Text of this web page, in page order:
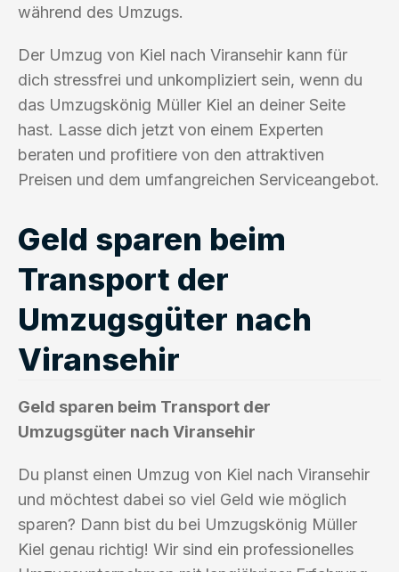
während des Umzugs.
Der Umzug von Kiel nach Viransehir kann für
dich stressfrei und unkompliziert sein, wenn du
das Umzugskönig Müller Kiel an deiner Seite
hast. Lasse dich jetzt von einem Experten
beraten und profitiere von den attraktiven
Preisen und dem umfangreichen Serviceangebot.
Geld sparen beim
Transport der
Umzugsgüter nach
Viransehir
Geld sparen beim Transport der
Umzugsgüter nach Viransehir
Du planst einen Umzug von Kiel nach Viransehir
und möchtest dabei so viel Geld wie möglich
sparen? Dann bist du bei Umzugskönig Müller
Kiel genau richtig! Wir sind ein professionelles